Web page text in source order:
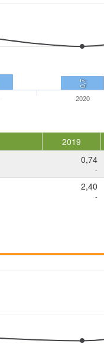
0,7
2020
2019
0,74
-
2,40
-